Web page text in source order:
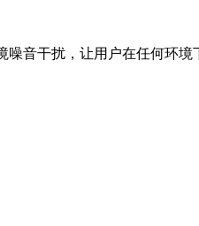
音干扰，让用户在任何环